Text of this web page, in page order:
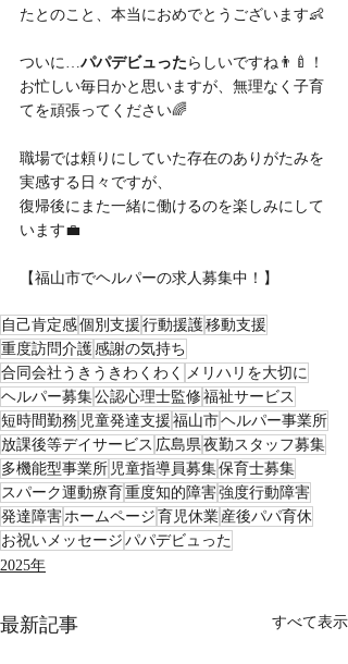
たとのこと、本当におめでとうございます👶
ついに…パパデビュった らしいですね👨‍🍼！
お忙しい毎日かと思いますが、無理なく子育
てを頑張ってください🌈
職場では頼りにしていた存在のありがたみを
実感する日々ですが、
復帰後にまた一緒に働けるのを楽しみにして
います💼
【福山市でヘルパーの求人募集中！】
自己肯定感個別支援 行動援護 移動支援
重度訪問介護 感謝の気持ち
合同会社うきうきわくわく メリハリを大切に
ヘルパー募集公認心理士監修福祉サービス
短時間勤務 児童発達支援 福山市ヘルパー事業所
放課後等デイサービス 広島県夜勤スタッフ募集
多機能型事業所 児童指導員募集保育士募集
スパーク運動療育 重度知的障害強度行動障害
発達障害ホームページ 育児休業 産後パパ育休
お祝いメッセージ パパデビュった
2025年
最新記事 すべて表示